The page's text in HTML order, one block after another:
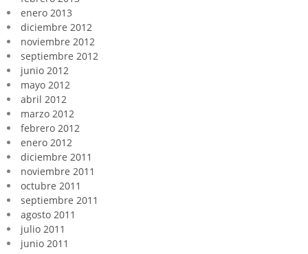
enero 2013
diciembre 2012
noviembre 2012
septiembre 2012
junio 2012
mayo 2012
abril 2012
marzo 2012
febrero 2012
enero 2012
diciembre 2011
noviembre 2011
octubre 2011
septiembre 2011
agosto 2011
julio 2011
junio 2011